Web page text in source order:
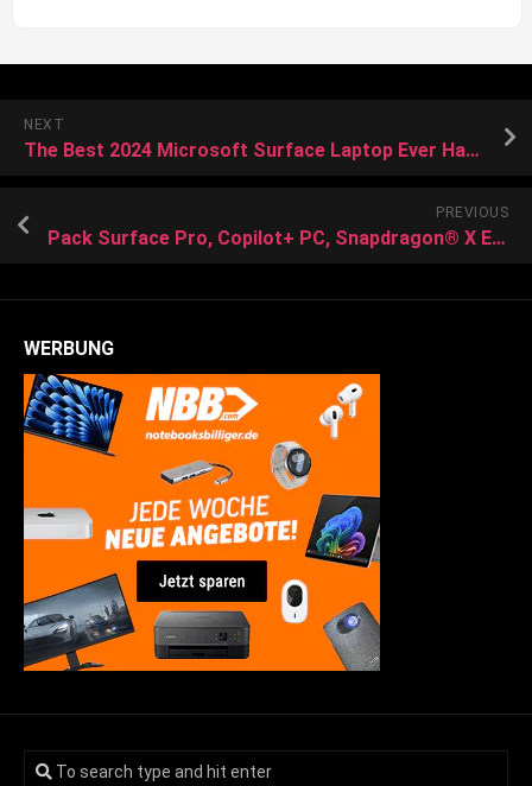
NEXT
The Best 2024 Microsoft Surface Laptop Ever Has Never Been Priced Lower Than Now
PREVIOUS
Pack Surface Pro, Copilot+ PC, Snapdragon® X Elite 16 Go RAM 512 Go SSD + Clavier Surface Pro avec stylet Slim Pen
WERBUNG